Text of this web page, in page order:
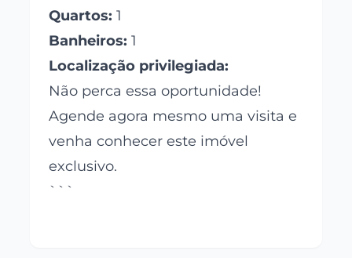
Quartos: 1
Banheiros: 1
Localização privilegiada:
Não perca essa oportunidade!
Agende agora mesmo uma visita e
venha conhecer este imóvel
exclusivo.
```